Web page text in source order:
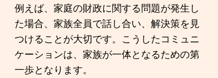
例えば、家庭の財政に関する問題が発生し
た場合、家族全員で話し合い、解決策を見
つけることが大切です。こうしたコミュニ
ケーションは、家族が一体となるための第
一歩となります。